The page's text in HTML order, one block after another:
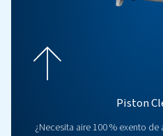
Descubra el
del aire ISO 8573-1